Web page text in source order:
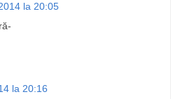
la 20:05
la 20:16